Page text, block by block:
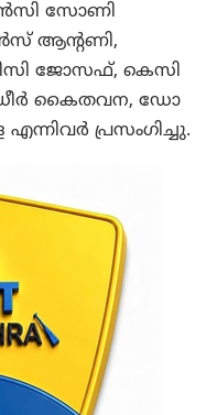
സോണി
ആന്റണി,
ജോസഫ്, കെസി
കൈതവന, ഡോ
പ്രസംഗിച്ചു.